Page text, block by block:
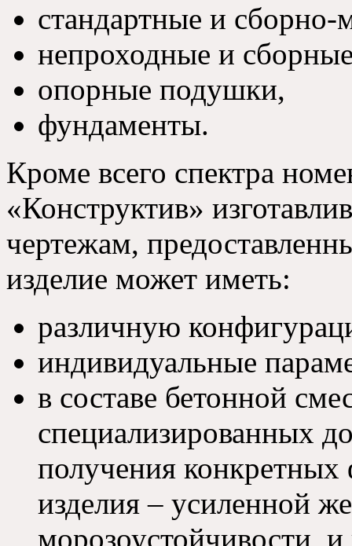
стандартные и
непроходные и
опорные подушки,
фундаменты.
Кроме всего спектра
«Конструктив»
чертежам,
изделие может иметь:
различную
индивидуальные
в составе бетонной
специализированных
получения
изделия – усиленной
морозоустойчивости,